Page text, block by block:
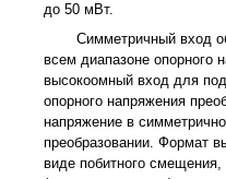
до 50 мВт.
Симметричный вход
всем диапазоне опорного
высокоомный вход для
опорного напряжения
напряжение в
преобразовании. Формат
виде побитного